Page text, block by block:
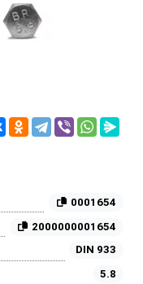
0001654
2000000001654
DIN 933
5.8